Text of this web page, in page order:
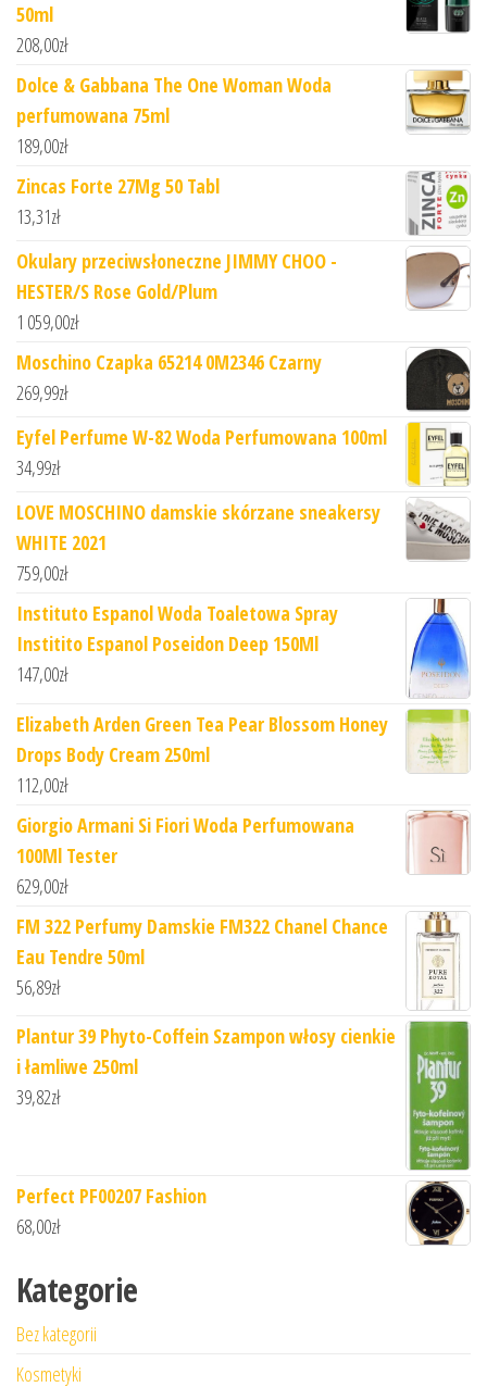
50ml
208,00zł
Dolce & Gabbana The One Woman Woda
perfumowana 75ml
189,00zł
Zincas Forte 27Mg 50 Tabl
13,31zł
Okulary przeciwsłoneczne JIMMY CHOO -
HESTER/S Rose Gold/Plum
1 059,00zł
Moschino Czapka 65214 0M2346 Czarny
269,99zł
Eyfel Perfume W-82 Woda Perfumowana 100ml
34,99zł
LOVE MOSCHINO damskie skórzane sneakersy
WHITE 2021
759,00zł
Instituto Espanol Woda Toaletowa Spray
Institito Espanol Poseidon Deep 150Ml
147,00zł
Elizabeth Arden Green Tea Pear Blossom Honey
Drops Body Cream 250ml
112,00zł
Giorgio Armani Si Fiori Woda Perfumowana
100Ml Tester
629,00zł
FM 322 Perfumy Damskie FM322 Chanel Chance
Eau Tendre 50ml
56,89zł
Plantur 39 Phyto-Coffein Szampon włosy cienkie
i łamliwe 250ml
39,82zł
Perfect PF00207 Fashion
68,00zł
Kategorie
Bez kategorii
Kosmetyki